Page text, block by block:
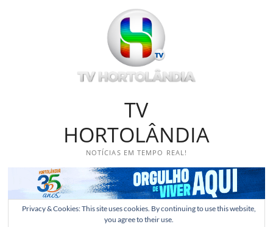
TV
HORTOLÂNDIA
NOTÍCIAS EM TEMPO REAL!
Privacy & Cookies: This site uses cookies. By continuing to use this website,
you agree to their use.